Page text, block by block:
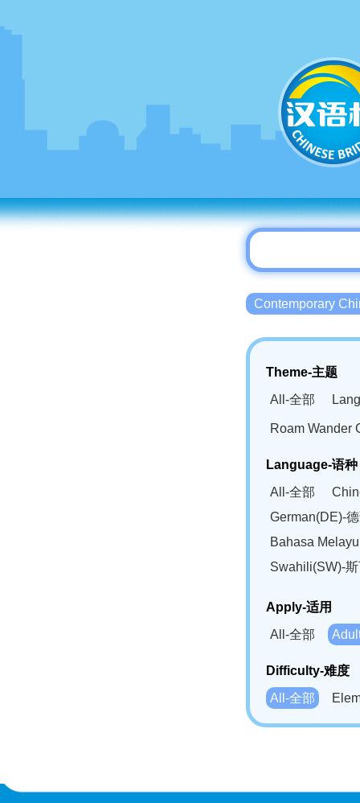
Contemporary
Theme-主题
All-全部
Roam Wander
Language-语种
All-全部
German(DE)-
Bahasa
Swahili(SW)-
Apply-适用
All-全部
Difficulty-难度
All-全部